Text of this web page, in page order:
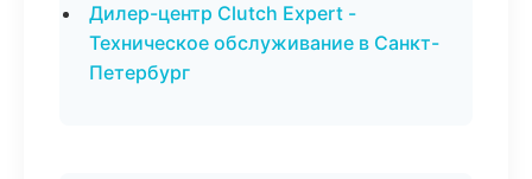
Дилер-центр Clutch Expert -
Техническое обслуживание в Санкт-
Петербург